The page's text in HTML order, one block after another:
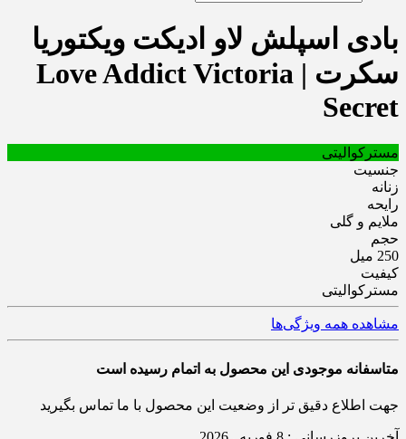
بادی اسپلش لاو ادیکت ویکتوریا
سکرت | Love Addict Victoria
Secret
مسترکوالیتی
جنسیت
زنانه
رایحه
ملایم و گلی
حجم
250 میل
کیفیت
مسترکوالیتی
مشاهده همه ویژگی‌ها
متاسفانه موجودی این محصول به اتمام رسیده است
جهت اطلاع دقیق تر از وضعیت این محصول با ما تماس بگیرید